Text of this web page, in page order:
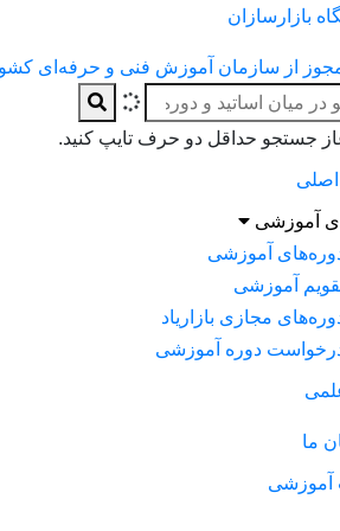
بازارسازان
از سازمان آموزش فنی و حرفه‌ای
جستجو حداقل دو حرف تایپ کنید.
آموزشی
آموزشی
آموزشی
مجازی بازاریاد
دوره آموزشی
ما
آموزشی